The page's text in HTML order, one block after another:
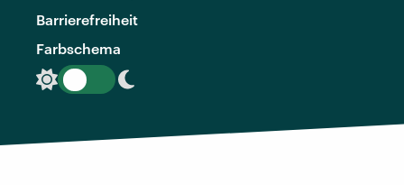
Barrierefreiheit
Farbschema